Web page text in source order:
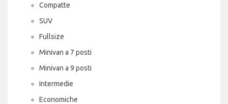
Compatte
SUV
Fullsize
Minivan a 7 posti
Minivan a 9 posti
Intermedie
Economiche